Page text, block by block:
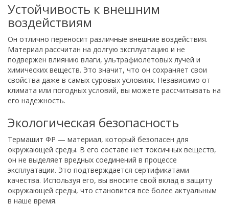
Устойчивость к внешним
воздействиям
Он отлично переносит различные внешние воздействия.
Материал рассчитан на долгую эксплуатацию и не
подвержен влиянию влаги, ультрафиолетовых лучей и
химических веществ. Это значит, что он сохраняет свои
свойства даже в самых суровых условиях. Независимо от
климата или погодных условий, вы можете рассчитывать на
его надежность.
Экологическая безопасность
Термашит ФР — материал, который безопасен для
окружающей среды. В его составе нет токсичных веществ,
он не выделяет вредных соединений в процессе
эксплуатации. Это подтверждается сертификатами
качества. Используя его, вы вносите свой вклад в защиту
окружающей среды, что становится все более актуальным
в наше время.